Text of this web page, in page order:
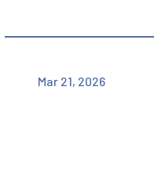
Mar 21, 2026